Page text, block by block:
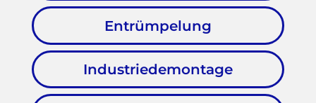
Entrümpelung
Industriedemontage